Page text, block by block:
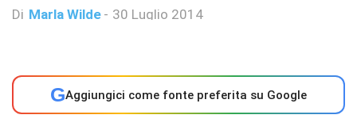
Di Marla Wilde - 30 Luglio 2014
GAggiungici come fonte preferita su Google